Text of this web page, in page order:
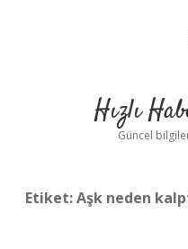
Hızlı
Güncel
Etiket:Aşk neden